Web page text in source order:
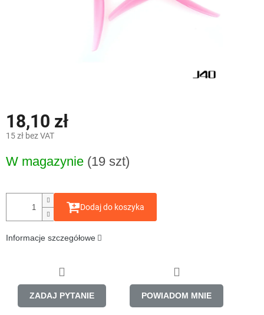
18,10 zł
15 zł bez VAT
jednostkowa:
W magazynie (19 szt)
Dodaj do koszyka
Informacje szczegółowe
ZADAJ PYTANIE POWIADOM MNIE